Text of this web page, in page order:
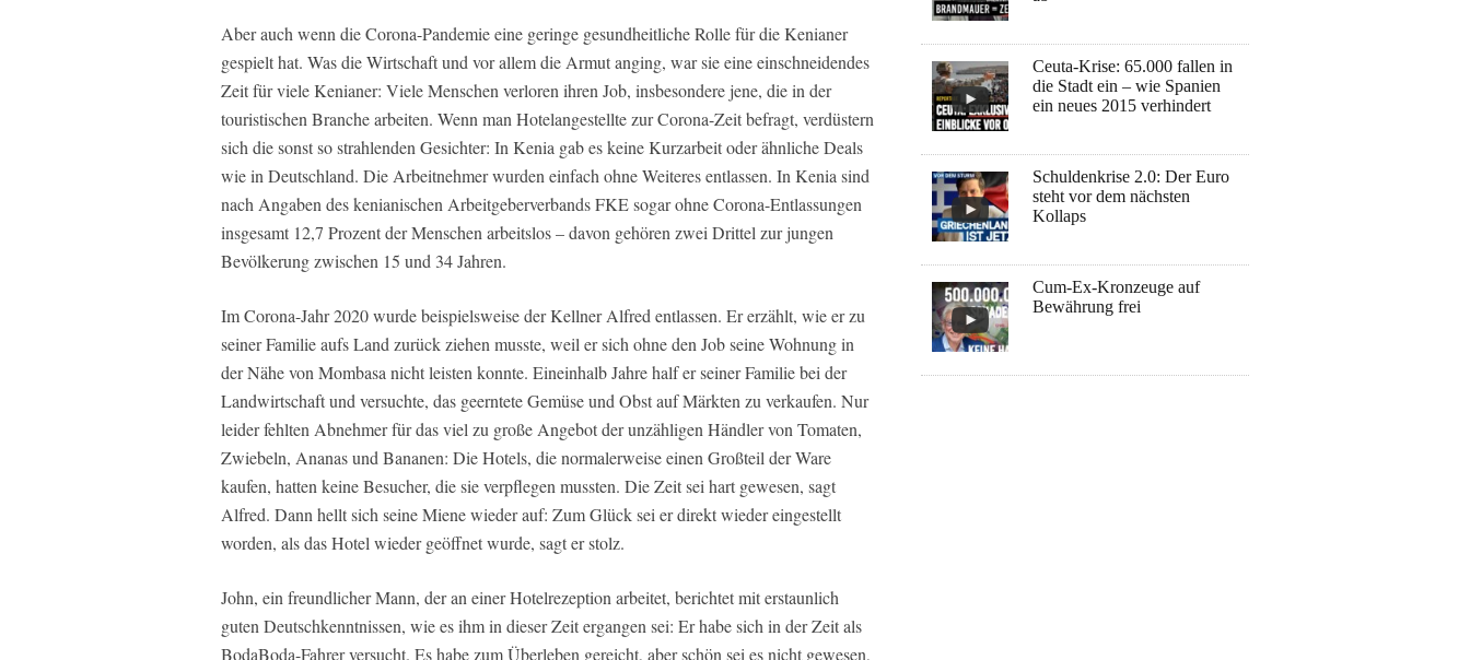
Aber auch wenn die Corona-Pandemie eine geringe gesundheitliche Rolle für die Kenianer
gespielt hat. Was die Wirtschaft und vor allem die Armut anging, war sie eine einschneidendes
Zeit für viele Kenianer: Viele Menschen verloren ihren Job, insbesondere jene, die in der
touristischen Branche arbeiten. Wenn man Hotelangestellte zur Corona-Zeit befragt, verdüstern
sich die sonst so strahlenden Gesichter: In Kenia gab es keine Kurzarbeit oder ähnliche Deals
wie in Deutschland. Die Arbeitnehmer wurden einfach ohne Weiteres entlassen. In Kenia sind
nach Angaben des kenianischen Arbeitgeberverbands FKE sogar ohne Corona-Entlassungen
insgesamt 12,7 Prozent der Menschen arbeitslos – davon gehören zwei Drittel zur jungen
Bevölkerung zwischen 15 und 34 Jahren.
Im Corona-Jahr 2020 wurde beispielsweise der Kellner Alfred entlassen. Er erzählt, wie er zu
seiner Familie aufs Land zurück ziehen musste, weil er sich ohne den Job seine Wohnung in
der Nähe von Mombasa nicht leisten konnte. Eineinhalb Jahre half er seiner Familie bei der
Landwirtschaft und versuchte, das geerntete Gemüse und Obst auf Märkten zu verkaufen. Nur
leider fehlten Abnehmer für das viel zu große Angebot der unzähligen Händler von Tomaten,
Zwiebeln, Ananas und Bananen: Die Hotels, die normalerweise einen Großteil der Ware
kaufen, hatten keine Besucher, die sie verpflegen mussten. Die Zeit sei hart gewesen, sagt
Alfred. Dann hellt sich seine Miene wieder auf: Zum Glück sei er direkt wieder eingestellt
worden, als das Hotel wieder geöffnet wurde, sagt er stolz.
John, ein freundlicher Mann, der an einer Hotelrezeption arbeitet, berichtet mit erstaunlich
guten Deutschkenntnissen, wie es ihm in dieser Zeit ergangen sei: Er habe sich in der Zeit als
BodaBoda-Fahrer versucht. Es habe zum Überleben gereicht, aber schön sei es nicht gewesen,
Ceuta-Krise: 65.000 fallen in
die Stadt ein – wie Spanien
ein neues 2015 verhindert
Schuldenkrise 2.0: Der Euro
steht vor dem nächsten
Kollaps
Cum-Ex-Kronzeuge auf
Bewährung frei